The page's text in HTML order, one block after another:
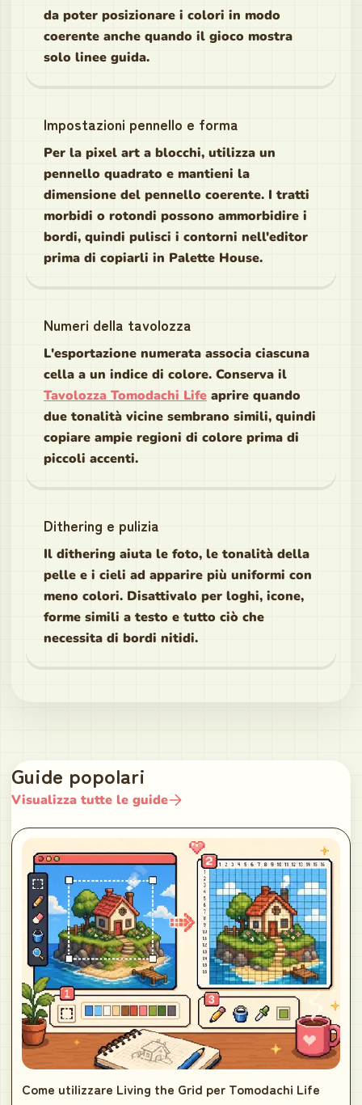
da poter posizionare i colori in modo
coerente anche quando il gioco mostra
solo linee guida.
Impostazioni pennello e forma
Per la pixel art a blocchi, utilizza un
pennello quadrato e mantieni la
dimensione del pennello coerente. I tratti
morbidi o rotondi possono ammorbidire i
bordi, quindi pulisci i contorni nell'editor
prima di copiarli in Palette House.
Numeri della tavolozza
L'esportazione numerata associa ciascuna
cella a un indice di colore. Conserva il
Tavolozza Tomodachi Life aprire quando
due tonalità vicine sembrano simili, quindi
copiare ampie regioni di colore prima di
piccoli accenti.
Dithering e pulizia
Il dithering aiuta le foto, le tonalità della
pelle e i cieli ad apparire più uniformi con
meno colori. Disattivalo per loghi, icone,
forme simili a testo e tutto ciò che
necessita di bordi nitidi.
Guide popolari
Visualizza tutte le guide
Come utilizzare Living the Grid per Tomodachi Life